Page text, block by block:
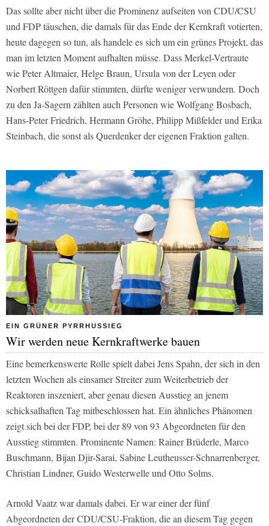
Das sollte aber nicht über die Prominenz aufseiten von CDU/CSU
und FDP täuschen, die damals für das Ende der Kernkraft votierten,
heute dagegen so tun, als handele es sich um ein grünes Projekt, das
man im letzten Moment aufhalten müsse. Dass Merkel-Vertraute
wie Peter Altmaier, Helge Braun, Ursula von der Leyen oder
Norbert Röttgen dafür stimmten, dürfte weniger verwundern. Doch
zu den Ja-Sagern zählten auch Personen wie Wolfgang Bosbach,
Hans-Peter Friedrich, Hermann Gröhe, Philipp Mißfelder und Erika
Steinbach, die sonst als Querdenker der eigenen Fraktion galten.
EIN GRÜNER PYRRHUSSIEG
Wir werden neue Kernkraftwerke bauen
Eine bemerkenswerte Rolle spielt dabei Jens Spahn, der sich in den
letzten Wochen als einsamer Streiter zum Weiterbetrieb der
Reaktoren inszeniert, aber genau diesen Ausstieg an jenem
schicksalhaften Tag mitbeschlossen hat. Ein ähnliches Phänomen
zeigt sich bei der FDP, bei der 89 von 93 Abgeordneten für den
Ausstieg stimmten. Prominente Namen: Rainer Brüderle, Marco
Buschmann, Bijan Djir-Sarai, Sabine Leutheusser-Schnarrenberger,
Christian Lindner, Guido Westerwelle und Otto Solms.
Arnold Vaatz war damals dabei. Er war einer der fünf
Abgeordneten der CDU/CSU-Fraktion, die an diesem Tag gegen